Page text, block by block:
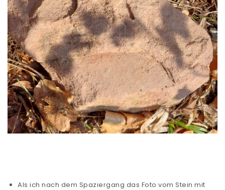
Als ich nach dem Spaziergang das Foto vom Stein mit